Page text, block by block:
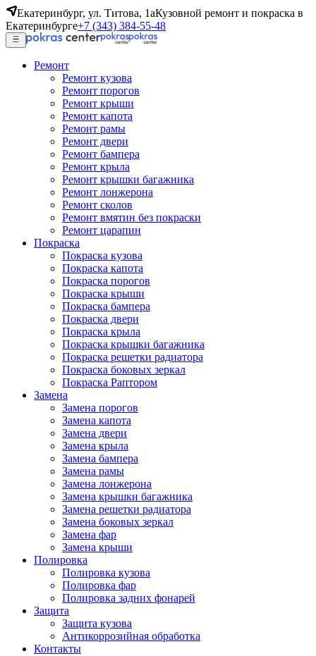
Екатеринбург, ул. Титова, 1аКузовной ремонт и покраска в
Екатеринбурге+7 (343) 384-55-48
Ремонт
Ремонт кузова
Ремонт порогов
Ремонт крыши
Ремонт капота
Ремонт рамы
Ремонт двери
Ремонт бампера
Ремонт крыла
Ремонт крышки багажника
Ремонт лонжерона
Ремонт сколов
Ремонт вмятин без покраски
Ремонт царапин
Покраска
Покраска кузова
Покраска капота
Покраска порогов
Покраска крыши
Покраска бампера
Покраска двери
Покраска крыла
Покраска крышки багажника
Покраска решетки радиатора
Покраска боковых зеркал
Покраска Раптором
Замена
Замена порогов
Замена капота
Замена двери
Замена крыла
Замена бампера
Замена рамы
Замена лонжерона
Замена крышки багажника
Замена решетки радиатора
Замена боковых зеркал
Замена фар
Замена крыши
Полировка
Полировка кузова
Полировка фар
Полировка задних фонарей
Защита
Защита кузова
Антикоррозийная обработка
Контакты